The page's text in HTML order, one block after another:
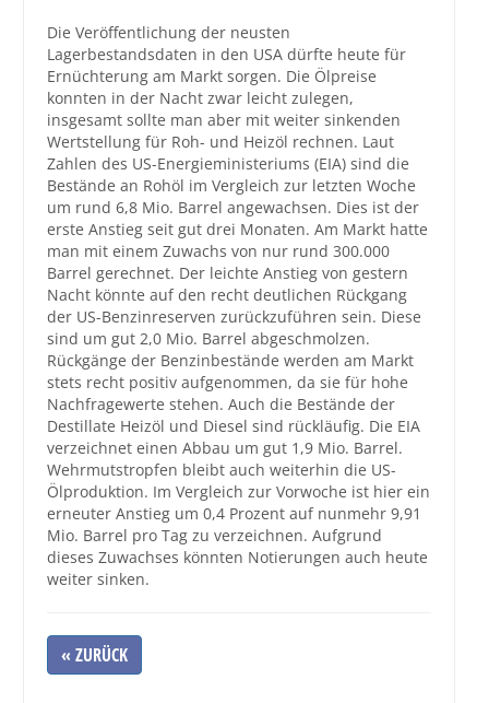
Service
Händler
Hilfe und Kontakt
Shop
Die Veröffentlichung der neusten
Lagerbestandsdaten in den USA dürfte heute für
Ernüchterung am Markt sorgen. Die Ölpreise
konnten in der Nacht zwar leicht zulegen,
insgesamt sollte man aber mit weiter sinkenden
Wertstellung für Roh- und Heizöl rechnen. Laut
Zahlen des US-Energieministeriums (EIA) sind die
Bestände an Rohöl im Vergleich zur letzten Woche
um rund 6,8 Mio. Barrel angewachsen. Dies ist der
erste Anstieg seit gut drei Monaten. Am Markt hatte
man mit einem Zuwachs von nur rund 300.000
Barrel gerechnet. Der leichte Anstieg von gestern
Nacht könnte auf den recht deutlichen Rückgang
der US-Benzinreserven zurückzuführen sein. Diese
sind um gut 2,0 Mio. Barrel abgeschmolzen.
Rückgänge der Benzinbestände werden am Markt
stets recht positiv aufgenommen, da sie für hohe
Nachfragewerte stehen. Auch die Bestände der
Destillate Heizöl und Diesel sind rückläufig. Die EIA
verzeichnet einen Abbau um gut 1,9 Mio. Barrel.
Wehrmutstropfen bleibt auch weiterhin die US-
Ölproduktion. Im Vergleich zur Vorwoche ist hier ein
erneuter Anstieg um 0,4 Prozent auf nunmehr 9,91
Mio. Barrel pro Tag zu verzeichnen. Aufgrund
dieses Zuwachses könnten Notierungen auch heute
weiter sinken.
« ZURÜCK